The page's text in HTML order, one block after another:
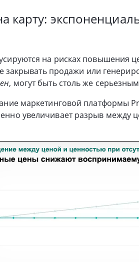
карту:
на рисках повышения
закрывать продажи или
, могут быть столь же
маркетинговой платформы
увеличивает разрыв между